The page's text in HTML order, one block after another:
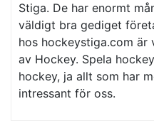
Stiga. De har enormt
väldigt bra gediget
hos hockeystiga.com är
av Hockey. Spela
hockey, ja allt som har
intressant för oss.